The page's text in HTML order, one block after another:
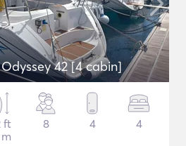
42 [4 cabin]
ft
8 4 4